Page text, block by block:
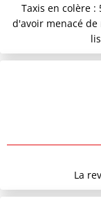
Taxis en colère
d'avoir menacé de
La